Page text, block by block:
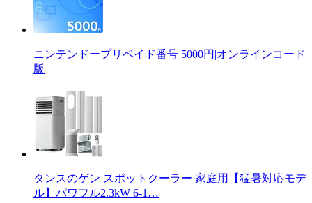
ニンテンドープリペイド番号 5000円|オンラインコード
版
タンスのゲン スポットクーラー 家庭用【猛暑対応モデ
ル】パワフル2.3kW 6-1…